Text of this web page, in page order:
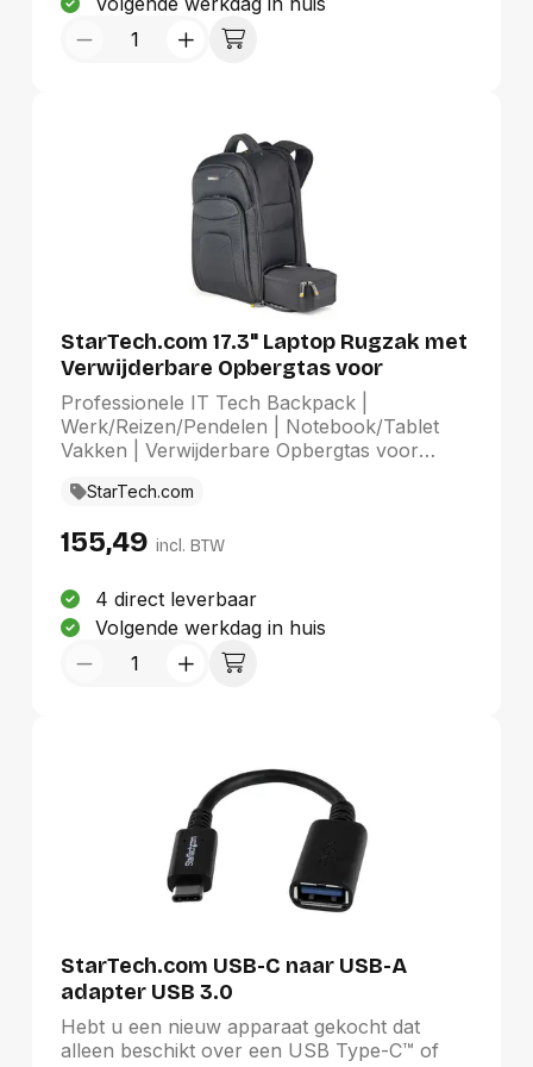
StarTech.com 17.3" Laptop Rugzak met
Verwijderbare Opbergtas voor
Accessoires, Professionele IT Tech
Backpack, Werk/Reizen/Pendelen,
Ergonomische Computer Tas,
Notebook/Tablet Vakken
Professionele IT Tech Backpack |
Werk/Reizen/Pendelen | Notebook/Tablet
Vakken | Verwijderbare Opbergtas voor
StarTech.com
155,49 incl. BTW
4 direct leverbaar
Volgende werkdag in huis
StarTech.com USB-C naar USB-A
adapter USB 3.0
Hebt u een nieuw apparaat gekocht dat
alleen beschikt over een USB Type-C™ of